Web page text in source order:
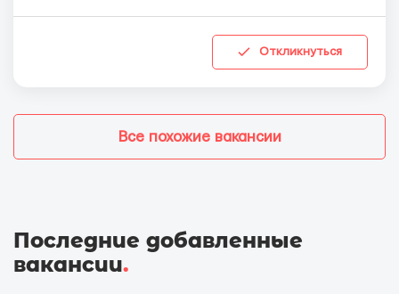
Откликнуться
Все похожие вакансии
Последние добавленные
вакансии.